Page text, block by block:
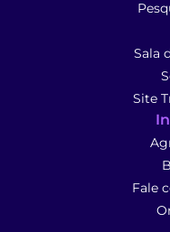
Sala
Site
Fale